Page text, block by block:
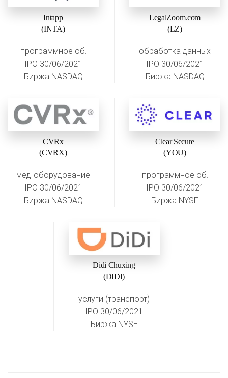
Intapp
(INTA)
программное об.
IPO 30/06/2021
Биржа NASDAQ
LegalZoom.com
(LZ)
обработка данных
IPO 30/06/2021
Биржа NASDAQ
CVRx
(CVRX)
мед-оборудование
IPO 30/06/2021
Биржа NASDAQ
Clear Secure
(YOU)
программное об.
IPO 30/06/2021
Биржа NYSE
Didi Chuxing
(DIDI)
услуги (транспорт)
IPO 30/06/2021
Биржа NYSE